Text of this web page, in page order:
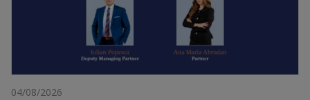
04/08/2026